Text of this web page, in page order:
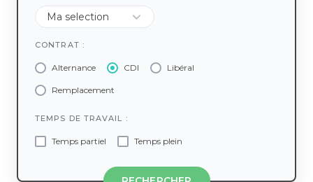
CONTRAT :
Alternance CDI Libéral
Remplacement
TEMPS DE TRAVAIL :
Temps partiel Temps plein